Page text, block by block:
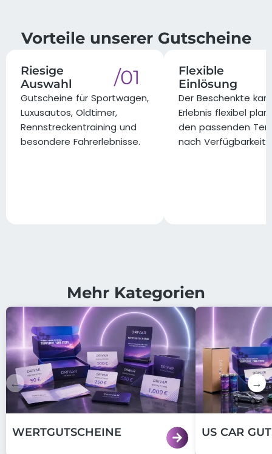
Vorteile unserer Gutscheine
Riesige
Auswahl
/01
Gutscheine für Sportwagen,
Luxusautos, Oldtimer,
Rennstreckentraining und
besondere Fahrerlebnisse.
Flexible
Einlösung
Der Beschenkte
Erlebnis flexibel
den passenden
nach Verfügbarkeit
Mehr Kategorien
←
WERTGUTSCHEINE US CAR
→